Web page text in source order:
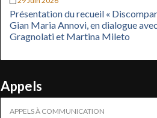
Présentation du recueil «
Gian Maria Annovi, en dialogue
Gragnolati et Martina Mileto
Appels
APPELS À COMMUNICATION